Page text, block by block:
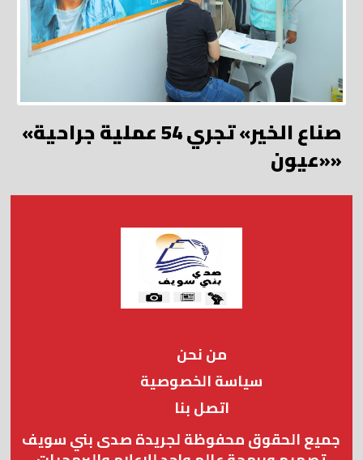
«صناع الخير» تجري 54 عملية جراحية
«عيون»
من نحن
سياسة الخصوصية
اتصل بنا
جميع الحقوق محفوظة لجريدة صدى بني سويف